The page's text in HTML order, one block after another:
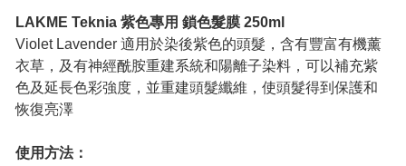
LAKME Teknia 紫色專用 鎖色髮膜 250ml
Violet Lavender 適用於染後紫色的頭髮，含有豐富有機薰
衣草，及有神經酰胺重建系統和陽離子染料，可以補充紫
色及延長色彩強度，並重建頭髮纖維，使頭髮得到保護和
恢復亮澤
使用方法：